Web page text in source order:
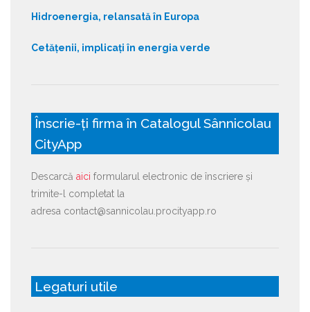
Hidroenergia, relansată în Europa
Cetățenii, implicați în energia verde
Înscrie-ți firma în Catalogul Sânnicolau
CityApp
Descarcă aici formularul electronic de înscriere și
trimite-l completat la
adresa contact@sannicolau.procityapp.ro
Legaturi utile